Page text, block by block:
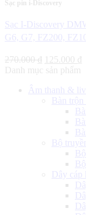
Sạc pin i-Discovery
Sạc I-Discovery
G6, G7, FZ200,
270.000₫
Giá
gốc
270.000 ₫.
125.000 ₫
Danh mục sản phẩm
Âm thanh &
Bàn trộn
Bộ
Dây cáp